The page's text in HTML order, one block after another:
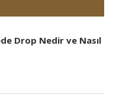
Drop Nedir ve Nasıl